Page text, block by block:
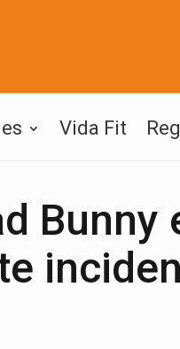
Vida Fit